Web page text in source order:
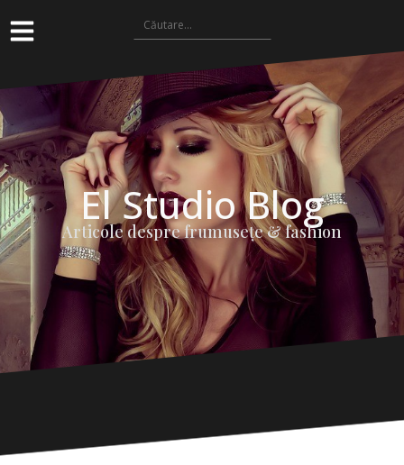
El Studio Blog
Articole despre frumuseţe & fashion